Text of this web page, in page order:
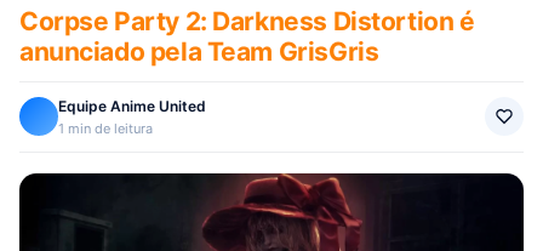
Corpse Party 2: Darkness Distortion é
anunciado pela Team GrisGris
Equipe Anime United
1 min de leitura